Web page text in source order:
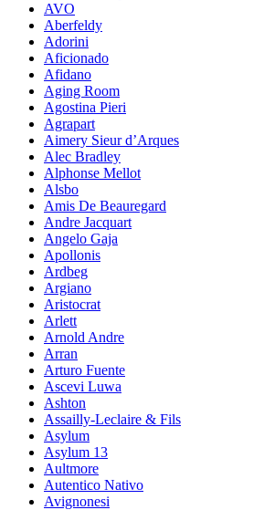
AVO
Aberfeldy
Adorini
Aficionado
Afidano
Aging Room
Agostina Pieri
Agrapart
Aimery Sieur d’Arques
Alec Bradley
Alphonse Mellot
Alsbo
Amis De Beauregard
Andre Jacquart
Angelo Gaja
Apollonis
Ardbeg
Argiano
Aristocrat
Arlett
Arnold Andre
Arran
Arturo Fuente
Ascevi Luwa
Ashton
Assailly-Leclaire & Fils
Asylum
Asylum 13
Aultmore
Autentico Nativo
Avignonesi